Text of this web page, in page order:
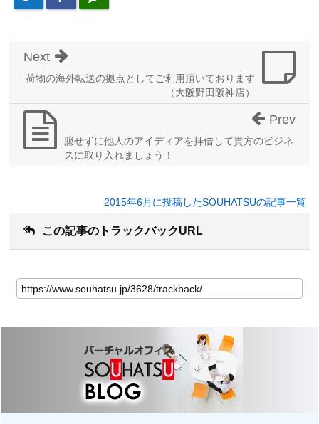
荷物の海外転送の拠点としてご利用頂いております
（大阪野田阪神店）
Next
臆せずに他人のアイディアを拝借して貴方のビジネ
スに取り入れましょう！
Prev
2015年6月に投稿したSOUHATSUの記事一覧
この記事のトラックバックURL